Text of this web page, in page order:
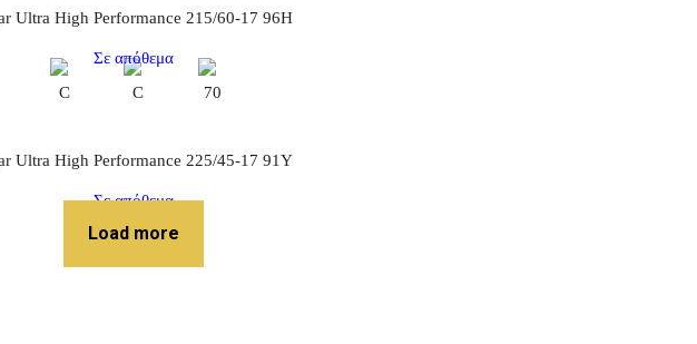
Ultra High Performance 215/60-17 96H
Σε απόθεμα
C
C 70
Ultra High Performance 225/45-17 91Y
Σε απόθεμα
Load more